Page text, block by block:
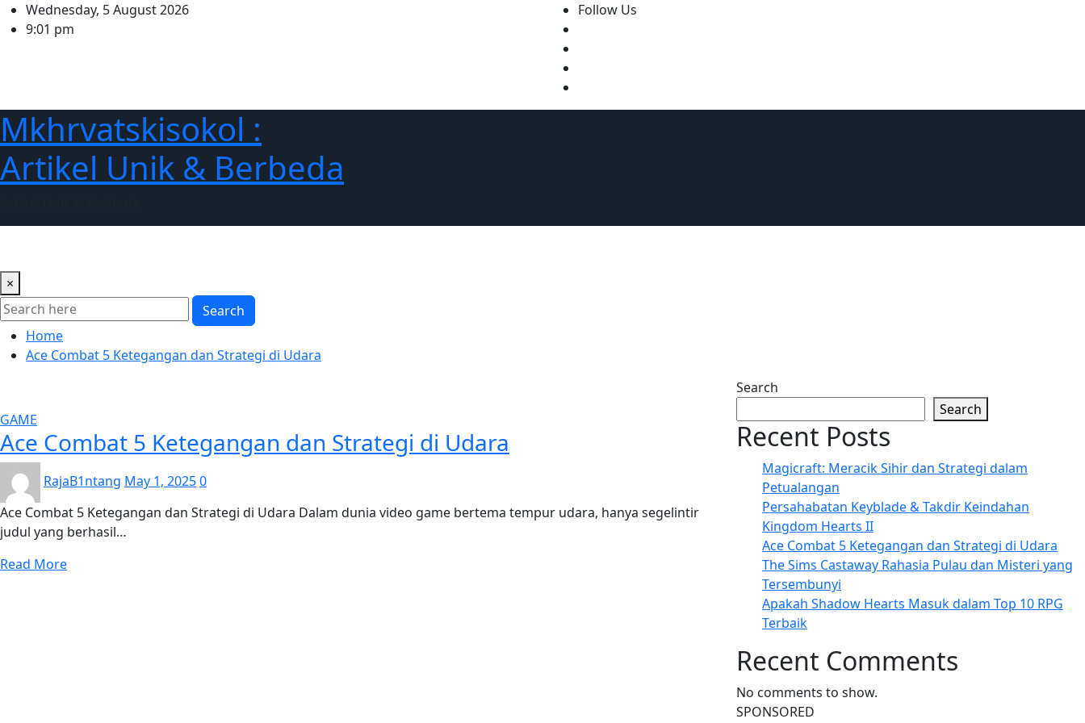
Skip
to
Wednesday, 5 August 2026
9:01 pm
Follow Us
Mkhrvatskisokol :
Artikel Unik & Berbeda
×
Search
Home
Ace Combat 5 Ketegangan dan Strategi di Udara
GAME
Ace Combat 5 Ketegangan dan Strategi di Udara
RajaB1ntang May 1, 20250
Ace Combat 5 Ketegangan dan Strategi di Udara Dalam dunia video game bertema tempur udara, hanya segelintir
judul yang berhasil…
Read More
Search
Search
Recent Posts
Magicraft: Meracik Sihir dan Strategi dalam
Petualangan
Persahabatan Keyblade & Takdir Keindahan
Kingdom Hearts II
Ace Combat 5 Ketegangan dan Strategi di Udara
The Sims Castaway Rahasia Pulau dan Misteri yang
Tersembunyi
Apakah Shadow Hearts Masuk dalam Top 10 RPG
Terbaik
Recent Comments
No comments to show.
SPONSORED